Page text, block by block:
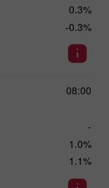
0.3%
-0.3%
08:00
-
1.0%
1.1%